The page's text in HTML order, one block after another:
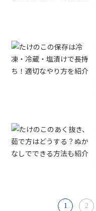
1 2